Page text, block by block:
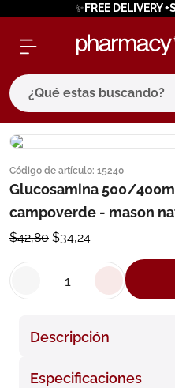
✨FREE DELIVERY
¿Qué estas buscando?
Código de artículo: 15240
Glucosamina 500/
campoverde - mason
$42,80 $34,24
Descripción
Especificaciones
términos más
1. eucerin
3 pilexil
cerave
7. isdin
roche posay